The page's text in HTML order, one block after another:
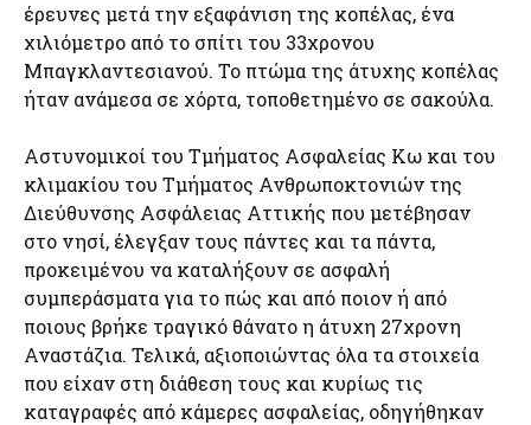
έρευνες μετά την εξαφάνιση της κοπέλας, ένα
χιλιόμετρο από το σπίτι του 33χρονου
Μπαγκλαντεσιανού. Το πτώμα της άτυχης κοπέλας
ήταν ανάμεσα σε χόρτα, τοποθετημένο σε σακούλα.
Αστυνομικοί του Τμήματος Ασφαλείας Κω και του
κλιμακίου του Τμήματος Ανθρωποκτονιών της
Διεύθυνσης Ασφάλειας Αττικής που μετέβησαν
στο νησί, έλεγξαν τους πάντες και τα πάντα,
προκειμένου να καταλήξουν σε ασφαλή
συμπεράσματα για το πώς και από ποιον ή από
ποιους βρήκε τραγικό θάνατο η άτυχη 27χρονη
Αναστάζια. Τελικά, αξιοποιώντας όλα τα στοιχεία
που είχαν στη διάθεση τους και κυρίως τις
καταγραφές από κάμερες ασφαλείας, οδηγήθηκαν